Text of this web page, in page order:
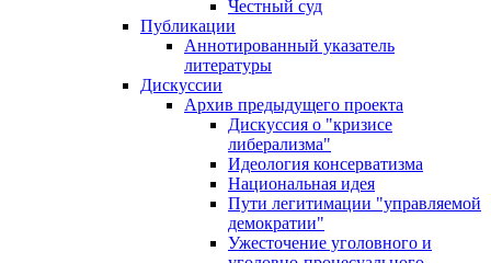
Честный суд
Публикации
Аннотированный указатель
литературы
Дискуссии
Архив предыдущего проекта
Дискуссия о "кризисе
либерализма"
Идеология консерватизма
Национальная идея
Пути легитимации "управляемой
демократии"
Ужесточение уголовного и